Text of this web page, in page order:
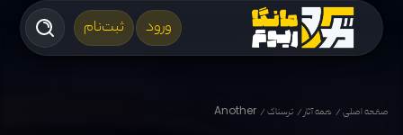
ورود ثبت‌نام
صفحه اصلی همه آثار ترسناک Another